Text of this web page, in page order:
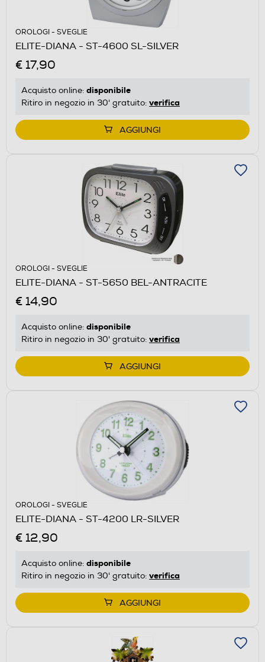
OROLOGI - SVEGLIE
ELITE-DIANA - ST-4600 SL-SILVER
€ 17,90
Acquisto online: disponibile
Ritiro in negozio in 30' gratuito: verifica
AGGIUNGI
OROLOGI - SVEGLIE
ELITE-DIANA - ST-5650 BEL-ANTRACITE
€ 14,90
Acquisto online: disponibile
Ritiro in negozio in 30' gratuito: verifica
AGGIUNGI
OROLOGI - SVEGLIE
ELITE-DIANA - ST-4200 LR-SILVER
€ 12,90
Acquisto online: disponibile
Ritiro in negozio in 30' gratuito: verifica
AGGIUNGI